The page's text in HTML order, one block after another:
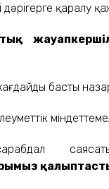
қаралу
басты